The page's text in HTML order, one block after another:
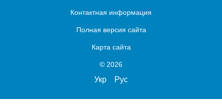
Контактная информация
Полная версия сайта
Карта сайта
© 2026
Укр Рус